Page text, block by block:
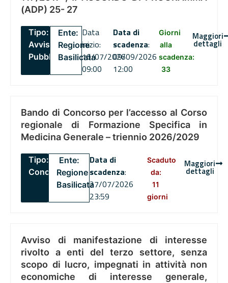
(ADP) 25- 27
Tipo:
Avviso
Pubblico
Ente:
Regione
Basilicata
Data
inizio:
16/07/2026
09:00
Data di
scadenza:
09/09/2026
12:00
Giorni
alla
scadenza:
33
Maggiori
dettagli
Bando di Concorso per l’accesso al Corso
regionale di Formazione Specifica in
Medicina Generale – triennio 2026/2029
Tipo:
Concorsi
Ente:
Regione
Basilicata
Data di
scadenza:
27/07/2026
23:59
Scaduto
da:
11
giorni
Maggiori
dettagli
Avviso di manifestazione di interesse
rivolto a enti del terzo settore, senza
scopo di lucro, impegnati in attività non
economiche di interesse generale,